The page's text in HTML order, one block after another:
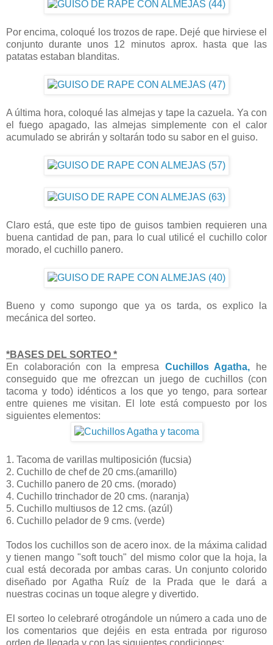
Por encima, coloqué los trozos de rape. Dejé que hirviese el
conjunto durante unos 12 minutos aprox. hasta que las
patatas estaban blanditas.
A última hora, coloqué las almejas y tape la cazuela. Ya con
el fuego apagado, las almejas simplemente con el calor
acumulado se abrirán y soltarán todo su sabor en el guiso.
Claro está, que este tipo de guisos tambien requieren una
buena cantidad de pan, para lo cual utilicé el cuchillo color
morado, el cuchillo panero.
Bueno y como supongo que ya os tarda, os explico la
mecánica del sorteo.
*BASES DEL SORTEO *
En colaboración con la empresa Cuchillos Agatha, he
conseguido que me ofrezcan un juego de cuchillos (con
tacoma y todo) idénticos a los que yo tengo, para sortear
entre quienes me visitan. El lote está compuesto por los
siguientes elementos:
1. Tacoma de varillas multiposición (fucsia)
2. Cuchillo de chef de 20 cms.(amarillo)
3. Cuchillo panero de 20 cms. (morado)
4. Cuchillo trinchador de 20 cms. (naranja)
5. Cuchillo multiusos de 12 cms. (azúl)
6. Cuchillo pelador de 9 cms. (verde)
Todos los cuchillos son de acero inox. de la máxima calidad
y tienen mango "soft touch" del mismo color que la hoja, la
cual está decorada por ambas caras. Un conjunto colorido
diseñado por Agatha Ruíz de la Prada que le dará a
nuestras cocinas un toque alegre y divertido.
El sorteo lo celebraré otrogándole un número a cada uno de
los comentarios que dejéis en esta entrada por riguroso